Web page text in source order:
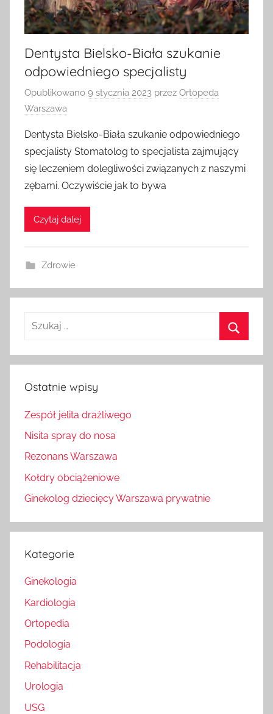
Dentysta Bielsko-Biała szukanie
odpowiedniego specjalisty
Opublikowano 9 stycznia 2023 przez Ortopeda
Warszawa
Dentysta Bielsko-Biała szukanie odpowiedniego
specjalisty Stomatolog to specjalista zajmujący
się leczeniem dolegliwości związanych z naszymi
zębami. Oczywiście jak to bywa
Czytaj dalej
Zdrowie
Szukaj:
Ostatnie wpisy
Zespół jelita drażliwego
Nisita spray do nosa
Rezonans Warszawa
Kołdry obciążeniowe
Ginekolog dziecięcy Warszawa prywatnie
Kategorie
Ginekologia
Kardiologia
Ortopedia
Podologia
Rehabilitacja
Urologia
USG